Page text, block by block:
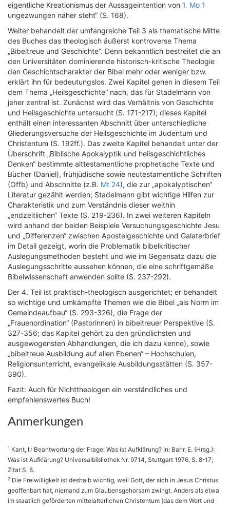
eigentliche Kreationismus der Aussageintention von 1. Mo 1
ungezwungen näher steht“ (S. 168).
Weiter behandelt der umfangreiche Teil 3 als thematische Mitte
des Buches das theologisch äußerst kontroverse Thema
„Bibeltreue und Geschichte“. Denn bekanntlich bestreitet die an
den Universitäten dominierende historisch-kritische Theologie
den Geschichtscharakter der Bibel mehr oder weniger bzw.
erklärt ihn für bedeutungslos. Zwei Kapitel gehen in diesem Teil
dem Thema „Heilsgeschichte“ nach, das für Stadelmann von
jeher zentral ist. Zunächst wird das Verhältnis von Geschichte
und Heilsgeschichte untersucht (S. 171-217); dieses Kapitel
enthält einen interessanten Abschnitt über unterschiedliche
Gliederungsversuche der Heilsgeschichte im Judentum und
Christentum (S. 192ff.). Das zweite Kapitel behandelt unter der
Überschrift „Biblische Apokalyptik und heilsgeschichtliches
Denken“ bestimmte alttestamentliche prophetische Texte und
Bücher (Daniel), frühjüdische sowie neutestamentliche Schriften
(Offb) und Abschnitte (z.B. Mt 24), die zur „apokalyptischen“
Literatur gezählt werden; Stadelmann gibt wichtige Hilfen zur
Charakteristik und zum Verständnis dieser weithin
„endzeitlichen“ Texte (S. 219-236). In zwei weiteren Kapiteln
wird anhand der beiden Beispiele Versuchungsgeschichte Jesu
und „Differenzen“ zwischen Apostelgeschichte und Galaterbrief
im Detail gezeigt, worin die Problematik bibelkritischer
Auslegungsmethoden besteht und wie im Gegensatz dazu die
Auslegungsschritte aussehen können, die eine schriftgemäße
Bibelwissenschaft anwenden sollte (S. 237-292).
Der 4. Teil ist praktisch-theologisch ausgerichtet; er behandelt
so wichtige und umkämpfte Themen wie die Bibel „als Norm im
Gemeindeaufbau“ (S. 293-326), die Frage der
„Frauenordination“ (Pastorinnen) in bibeltreuer Perspektive (S.
327-356; das Kapitel gehört zu den gründlichsten und
ausgewogensten Abhandlungen, die ich dazu kenne), sowie
„bibeltreue Ausbildung auf allen Ebenen“ – Hochschulen,
Religionsunterricht, evangelikale Ausbildungsstätten (S. 357-
390).
Fazit: Auch für Nichttheologen ein verständliches und
empfehlenswertes Buch!
Anmerkungen
1 Kant, I.: Beantwortung der Frage: Was ist Aufklärung? In: Bahr, E. (Hrsg.):
Was ist Aufklärung? Universalbibliothek Nr. 9714, Stuttgart 1976, S. 8-17;
Zitat S. 8.
2 Die Freiwilligkeit ist deshalb wichtig, weil Gott, der sich in Jesus Christus
geoffenbart hat, niemand zum Glaubensgehorsam zwingt. Anders als etwa
im staatlich geförderten mittelalterlichen Christentum (das dem Wort und